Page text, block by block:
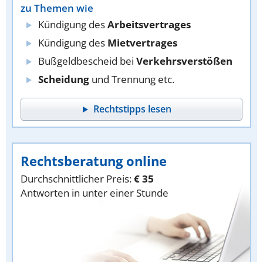
zu Themen wie
Kündigung desArbeitsvertrages
Kündigung des Mietvertrages
Bußgeldbescheid bei Verkehrsverstößen
Scheidung und Trennung etc.
Rechtstipps lesen
Rechtsberatung online
Durchschnittlicher Preis:€ 35
Antworten in unter einer Stunde